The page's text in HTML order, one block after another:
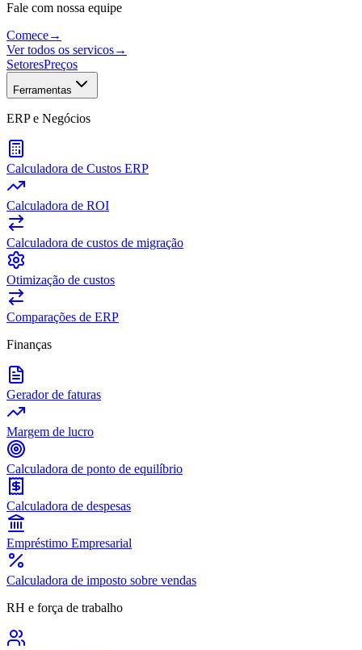
Fale com nossa equipe
Comece→
Ver todos os servicos→
SetoresPreços
Ferramentas
ERP e Negócios
Calculadora de Custos ERP
Calculadora de ROI
Calculadora de custos de migração
Otimização de custos
Comparações de ERP
Finanças
Gerador de faturas
Margem de lucro
Calculadora de ponto de equilíbrio
Calculadora de despesas
Empréstimo Empresarial
Calculadora de imposto sobre vendas
RH e força de trabalho